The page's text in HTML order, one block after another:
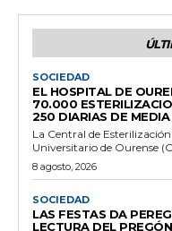
SOCIEDAD
EL HOSPITAL DE
70.000
250 DIARIAS DE MEDIA
La Central de
Universitario de Ourense
8 agosto, 2026
SOCIEDAD
LAS FESTAS DA
LECTURA DEL